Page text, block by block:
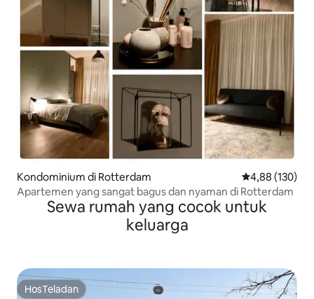
Kondominium di Rotterdam Nilai rata-rata
4,88 (130)
Apartemen yang sangat bagus dan nyaman di Rotterdam
Sewa rumah yang cocok untuk
keluarga
HosTeladan
HosTeladan